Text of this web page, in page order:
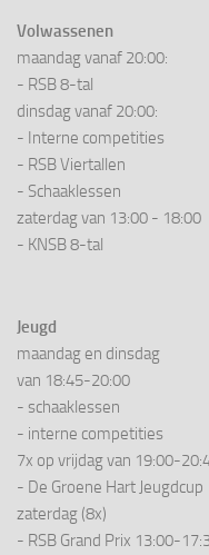
Volwassenen
maandag vanaf 20:00:
- RSB 8-tal
dinsdag vanaf 20:00:
- Interne competities
- RSB Viertallen
- Schaaklessen
zaterdag van 13:00 - 18:00
- KNSB 8-tal
Jeugd
maandag en dinsdag
van 18:45-20:00
- schaaklessen
- interne competities
7x op vrijdag van 19:00-
- De Groene Hart Jeugdcup
zaterdag (8x)
- RSB Grand Prix 13:00-